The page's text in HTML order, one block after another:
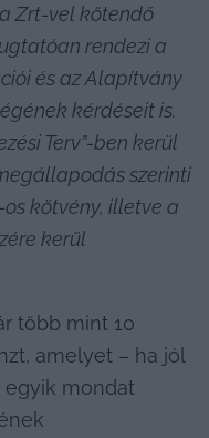
Zrt-vel kötendő
rendezi a
és az Alapítvány
kérdéseit is.
Terv”-ben kerül
szerinti
kötvény, illetve a
kerül
több mint 10
amelyet – ha jól
egyik mondat